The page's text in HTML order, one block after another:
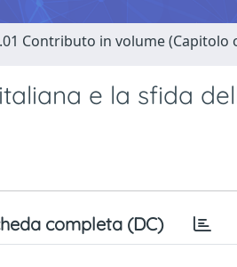
Contributo in volume (Capitolo
e la sfida
completa (DC)